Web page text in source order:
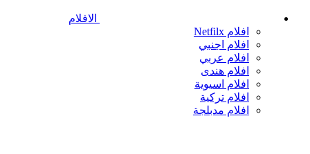
الافلام
افلام Netfilx
افلام اجنبي
افلام عربي
افلام هندى
افلام اسيوية
افلام تركية
افلام مدبلجة